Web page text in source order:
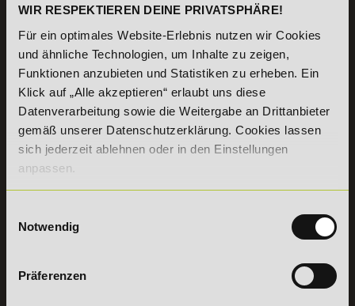
WIR RESPEKTIEREN DEINE PRIVATSPHÄRE!
Für ein optimales Website-Erlebnis nutzen wir Cookies
und ähnliche Technologien, um Inhalte zu zeigen,
Funktionen anzubieten und Statistiken zu erheben. Ein
Klick auf „Alle akzeptieren“ erlaubt uns diese
Datenverarbeitung sowie die Weitergabe an Drittanbieter
gemäß unserer Datenschutzerklärung. Cookies lassen
sich jederzeit ablehnen oder in den Einstellungen
anpassen.
Notwendig
Präferenzen
07191 - 22986 - 0
+49 (0) 7191 9513203
DeLSt GmbH - Deutsches eLearning Studieninstitut
Willy-Brandt-Platz 2
71522
Backnang
Aus dem Ausland:
Fax:
Freitag: 8:00 - 17:00 Uhr